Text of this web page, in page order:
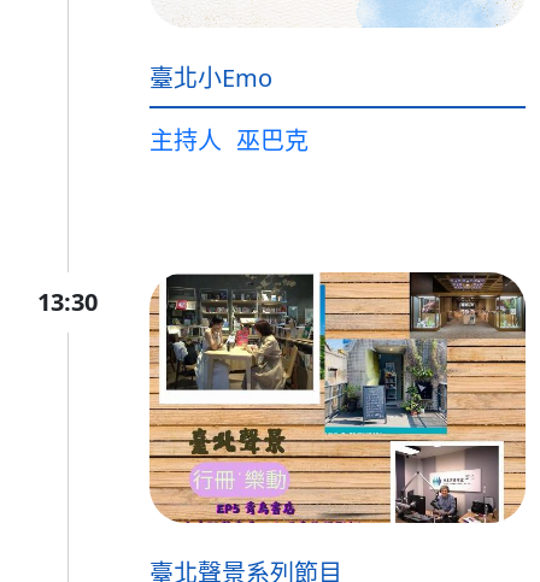
臺北小Emo
主持人 巫巴克
13:30
臺北聲景系列節目